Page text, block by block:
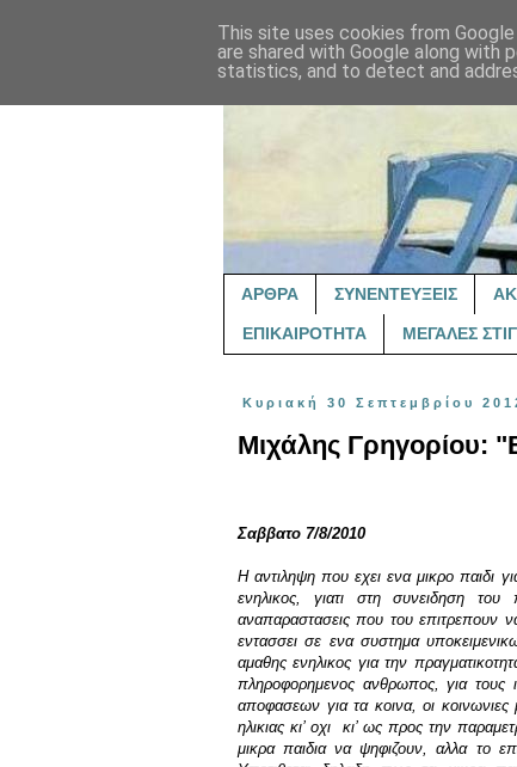
ΑΡΘΡΑ ΣΥΝΕΝΤΕΥΞΕΙΣ
ΕΠΙΚΑΙΡΟΤΗΤΑ ΜΕΓΑΛΕΣ
Κυριακή 30 Σεπτεμβρίου
Μιχάλης Γρηγορίου:
Σαββατο 7/8/2010
H αντιληψη που εχει ενα μικρο παιδι
ενηλικος, γιατι στη συνειδηση του
αναπαραστασεις που του επιτρεπουν
εντασσει σε ενα συστημα
αμαθης ενηλικος για την
πληροφορημενος ανθρωπος, για τους
αποφασεων για τα κοινα, οι
ηλικιας κι’ οχι
κι’ ως προς την
μικρα παιδια να ψηφιζουν, αλλα το
This site uses cookies from
are shared with Google along with
statistics, and to detect and